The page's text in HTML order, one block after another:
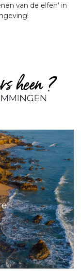
van de elfen’ in
heen ?